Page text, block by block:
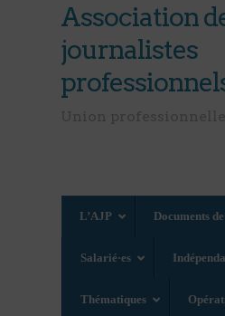
Association
journalistes
L’AJP Documents
Salarié·es
Thématiques